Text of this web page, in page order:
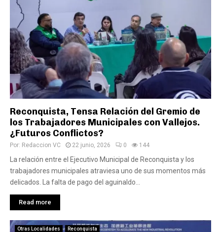
Reconquista, Tensa Relación del Gremio de
los Trabajadores Municipales con Vallejos.
¿Futuros Conflictos?
Por: Redaccion VC 22 junio, 2026 0 144
La relación entre el Ejecutivo Municipal de Reconquista y los
trabajadores municipales atraviesa uno de sus momentos más
delicados. La falta de pago del aguinaldo...
Read more
Otras Localidades Reconquista